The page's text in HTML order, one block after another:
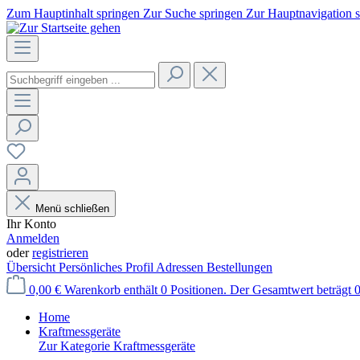
Zum Hauptinhalt springen Zur Suche springen Zur Hauptnavigation
Menü schließen
Ihr Konto
Anmelden
oderregistrieren
Übersicht Persönliches Profil Adressen Bestellungen
0,00 € Warenkorb enthält 0 Positionen. Der Gesamtwert beträgt
Home
Kraftmessgeräte
Zur Kategorie Kraftmessgeräte